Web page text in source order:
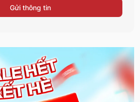
Gửi thông tin